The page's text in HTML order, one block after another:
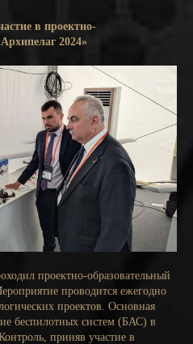
в проектно-
2024»
проектно-образовательный
проводится ежегодно
проектов. Основная
беспилотных систем (БАС) в
приняв участие в